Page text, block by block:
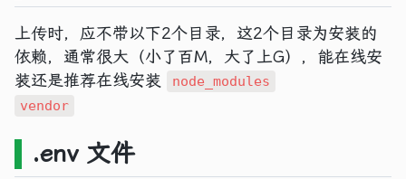
上传时，应不带以下2个目录，这2个目录为安装的
依赖，通常很大（小了百M，大了上G），能在线安
装还是推荐在线安装
node_modules
vendor
.env 文件